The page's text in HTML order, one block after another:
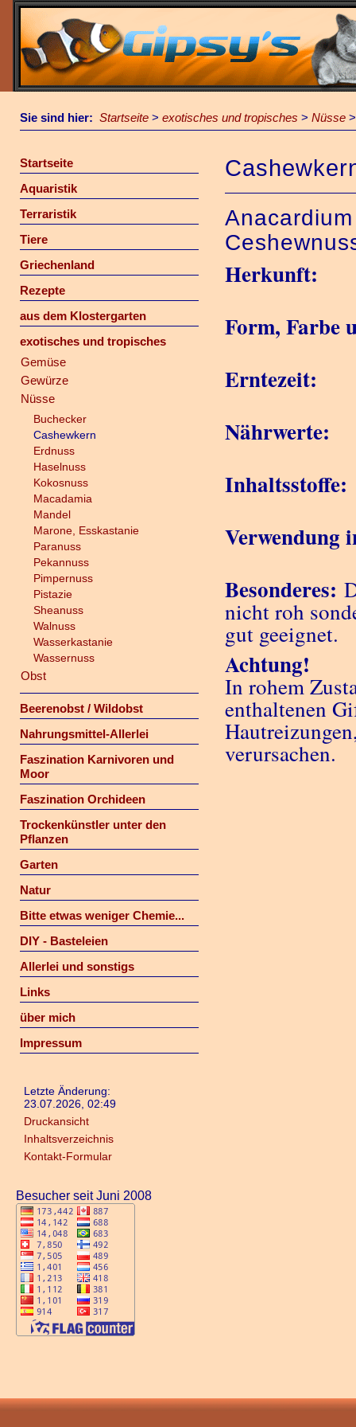
Sie sind hier: Startseite > exotisches und tropisches > Nüsse
Startseite
Aquaristik
Terraristik
Tiere
Griechenland
Rezepte
aus dem Klostergarten
exotisches und tropisches
Gemüse
Gewürze
Nüsse
Buchecker
Cashewkern
Erdnuss
Haselnuss
Kokosnuss
Macadamia
Mandel
Marone, Esskastanie
Paranuss
Pekannuss
Pimpernuss
Pistazie
Sheanuss
Walnuss
Wasserkastanie
Wassernuss
Obst
Beerenobst / Wildobst
Nahrungsmittel-Allerlei
Faszination Karnivoren und
Moor
Faszination Orchideen
Trockenkünstler unter den
Pflanzen
Garten
Natur
Bitte etwas weniger Chemie...
DIY - Basteleien
Allerlei und sonstigs
Links
über mich
Impressum
Letzte Änderung:
23.07.2026, 02:49
Druckansicht
Inhaltsverzeichnis
Kontakt-Formular
Besucher seit Juni 2008
Herkunft:
Form, Farbe
Erntezeit:
Nährwerte:
Inhaltsstoffe:
Verwendung
Besonderes:
nicht roh
gut geeignet.
Achtung!
In rohem
enthaltenen
verursachen.